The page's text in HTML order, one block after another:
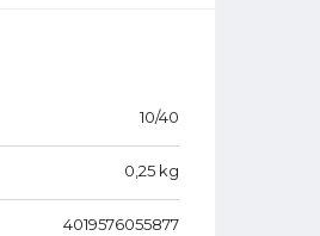
10/40
0,25 kg
4019576055877